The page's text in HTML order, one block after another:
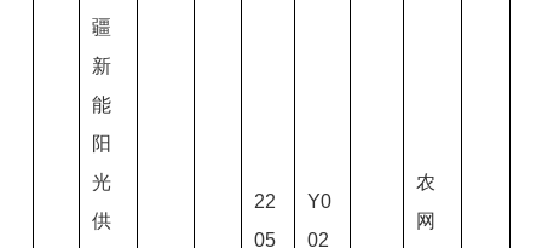
疆
新
能
阳
光
供
22
05
Y0
02
农
网